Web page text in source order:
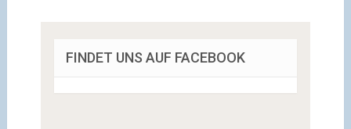
FINDET UNS AUF FACEBOOK